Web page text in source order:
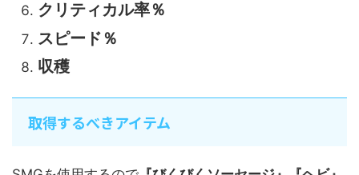
クリティカル率％
スピード％
収穫
取得するべきアイテム